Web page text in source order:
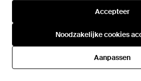
Accepteer
Noodzakelijke cookies
Aanpassen
Accepteer
Noodzakelijke cookies
Aanpassen
Saint Laurent
Le 5 À 7 Schoudertas Met
€
Tassen
Bag